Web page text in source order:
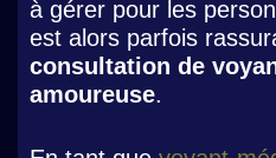
à gérer pour les
est alors parfois
consultation de
amoureuse.